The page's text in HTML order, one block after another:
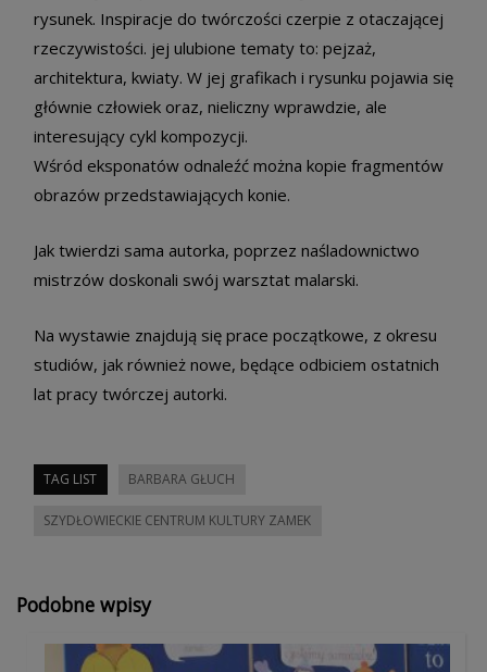
rysunek. Inspiracje do twórczości czerpie z otaczającej
rzeczywistości. jej ulubione tematy to: pejzaż,
architektura, kwiaty. W jej grafikach i rysunku pojawia się
głównie człowiek oraz, nieliczny wprawdzie, ale
interesujący cykl kompozycji.
Wśród eksponatów odnaleźć można kopie fragmentów
obrazów przedstawiających konie.
Jak twierdzi sama autorka, poprzez naśladownictwo
mistrzów doskonali swój warsztat malarski.
Na wystawie znajdują się prace początkowe, z okresu
studiów, jak również nowe, będące odbiciem ostatnich
lat pracy twórczej autorki.
TAG LIST BARBARA GŁUCH
SZYDŁOWIECKIE CENTRUM KULTURY ZAMEK
Podobne wpisy